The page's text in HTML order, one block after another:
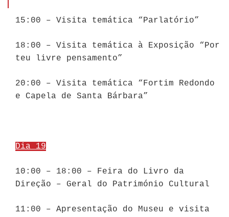
15:00 – Visita temática “Parlatório”
18:00 – Visita temática à Exposição “Por
teu livre pensamento”
20:00 – Visita temática “Fortim Redondo
e Capela de Santa Bárbara”
Dia 19
10:00 – 18:00 – Feira do Livro da
Direção – Geral do Património Cultural
11:00 – Apresentação do Museu e visita